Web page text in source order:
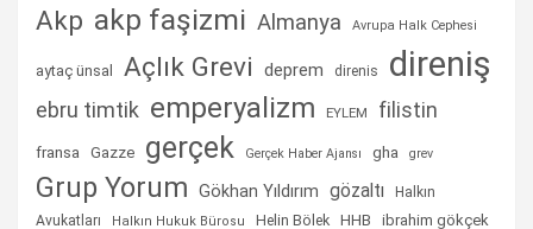
Akp akp faşizmi Almanya Avrupa Halk Cephesi
aytaç ünsal Açlık Grevi deprem direnis direniş
ebru timtik emperyalizm EYLEM filistin
fransa Gazze gerçek Gerçek Haber Ajansı gha grev
Grup Yorum Gökhan Yıldırım gözaltı
Halkın
Avukatları
Halkın Hukuk Bürosu Helin Bölek HHB ibrahim gökçek